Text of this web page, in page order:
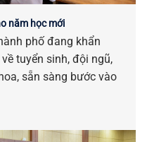
năm học mới
phố đang khẩn
tuyển sinh, đội ngũ,
sẵn sàng bước vào